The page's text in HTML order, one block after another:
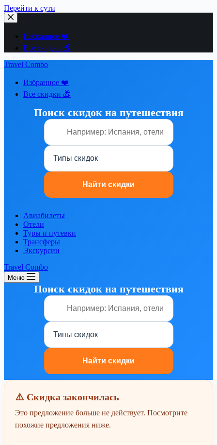
Перейти к сути
Избранное ❤️
Все скидки 🎁
Travel Combo
Избранное ❤️
Все скидки 🎁
Поиск скидок на путешествия
Авиабилеты
Отели
Туры и путевки
Трансферы
Экскурсии
Travel Combo
Меню
Поиск скидок на путешествия
⚠️ Скидка закончилась
Это предложение больше не действует. Посмотрите
похожие предложения ниже.